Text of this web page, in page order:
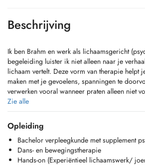
Beschrijving
Ik ben Brahm en werk als lichaamsgericht
begeleiding luister ik niet alleen naar je
lichaam vertelt. Deze vorm van therapie helpt
maken met je gevoelens, spanningen te
verwerken vooral wanneer praten alleen niet
Mijn achtergrond ligt in de geestelijke
als verpleegkundige specialiseerde binnen de
psychiatrie. Sinds 2018 werk ik als
Hiervoor volgde ik een vierjarige opleiding tot
bewegingstherapeut, aangevuld met trainingen
lichaamswerk, bonding- en traumatherapie.
Zie alle
Opleiding
Bachelor verpleegkunde met supplement
Dans- en bewegingstherapie
Hands-on (Experiëntieel lichaamswerk/